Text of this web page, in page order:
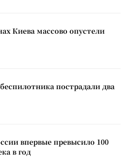
Киева массово опустели
пострадали два
впервые превысило 100
в год